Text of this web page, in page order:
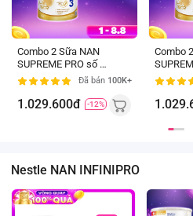
2-6
tuổi
Combo 2 Sữa NAN
SUPREME PRO số 3
800g (2-6 tuổi)Đã bán 100K+
1.029.600đ -12%
Combo
800g
Nestle NAN INFINIPRO